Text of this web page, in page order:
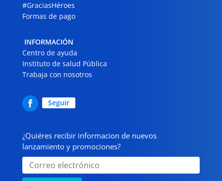
#GraciasHéroes
Formas de pago
INFORMACIÓN
Centro de ayuda
Instituto de salud Pública
Trabaja con nosotros
Seguir
¿Quiéres recibir informacion de nuevos
lanzamiento y promociones?